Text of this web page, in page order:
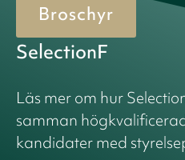
Broschyr
SelectionF
Läs mer om hur
samman
kandidater med